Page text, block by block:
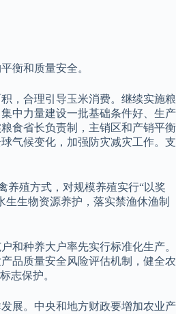
衡和质量安全。
，合理引导玉米消费。继续实施粮
中力量建设一批基础条件好、生产
食省长负责制，主销区和产销平衡
气候变化，加强防灾减灾工作。支
养殖方式，对规模养殖实行“以奖
生物资源养护，落实禁渔休渔制
和种养大户率先实行标准化生产。
品质量安全风险评估机制，健全农
志保护。
展。中央和地方财政要增加农业产